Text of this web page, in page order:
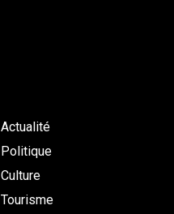
Actualité
Politique
Culture
Tourisme